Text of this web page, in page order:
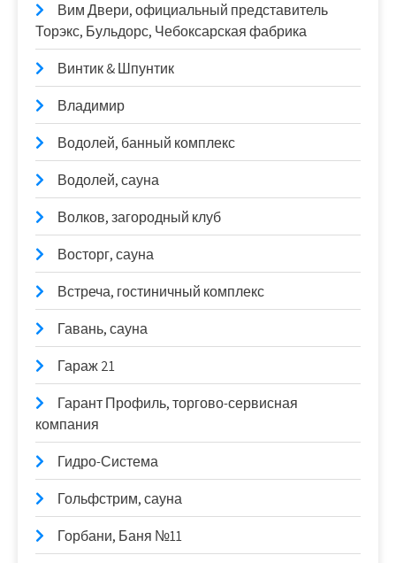
Вим Двери, официальный представитель
Торэкс, Бульдорс, Чебоксарская фабрика
Винтик & Шпунтик
Владимир
Водолей, банный комплекс
Водолей, сауна
Волков, загородный клуб
Восторг, сауна
Встреча, гостиничный комплекс
Гавань, сауна
Гараж 21
Гарант Профиль, торгово-сервисная
компания
Гидро-Система
Гольфстрим, сауна
Горбани, Баня №11